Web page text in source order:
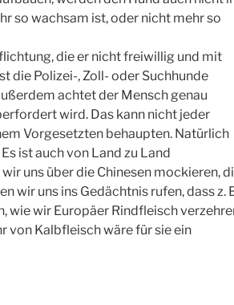
so wachsam ist, oder nicht mehr so
die er nicht freiwillig und mit
die Polizei-, Zoll- oder Suchhunde
achtet der Mensch genau
wird. Das kann nicht jeder
Vorgesetzten behaupten. Natürlich
ist auch von Land zu Land
uns über die Chinesen mockieren,
wir uns ins Gedächtnis rufen, dass z.
wie wir Europäer Rindfleisch
von Kalbfleisch wäre für sie ein